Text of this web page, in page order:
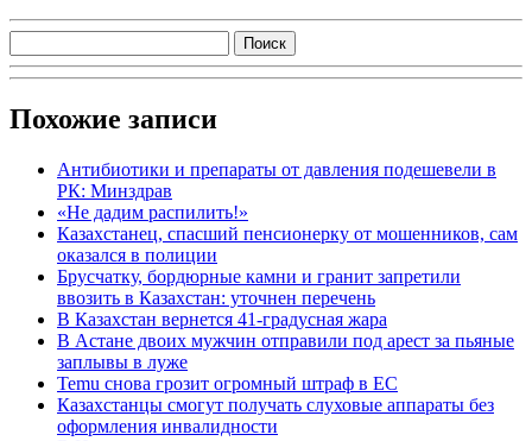
Похожие записи
Антибиотики и препараты от давления подешевели в
РК: Минздрав
«Не дадим распилить!»
Казахстанец, спасший пенсионерку от мошенников, сам
оказался в полиции
Брусчатку, бордюрные камни и гранит запретили
ввозить в Казахстан: уточнен перечень
В Казахстан вернется 41-градусная жара
В Астане двоих мужчин отправили под арест за пьяные
заплывы в луже
Temu снова грозит огромный штраф в ЕС
Казахстанцы смогут получать слуховые аппараты без
оформления инвалидности